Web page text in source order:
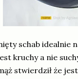
schab idealnie
kruchy a nie
stwierdził że